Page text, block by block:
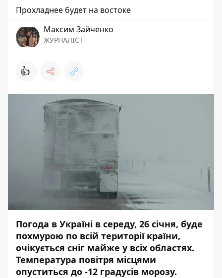
Прохладнее будет на востоке
Максим Зайченко
ЖУРНАЛІСТ
👍
Погода в Україні в середу, 26 січня, буде
похмурою по всій території країни,
очікується сніг майже у всіх областях.
Температура повітря місцями
опуститься до -12 градусів морозу.